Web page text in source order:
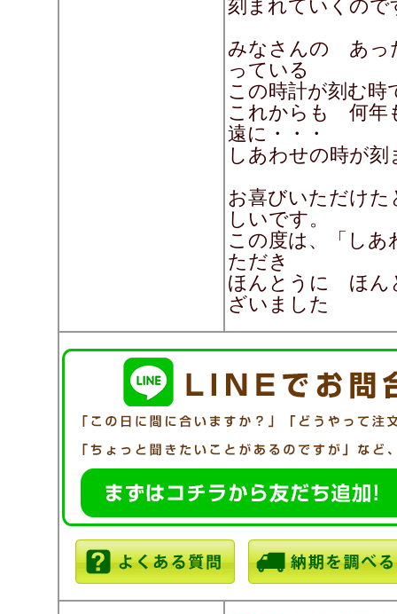
刻まれていくので
みなさんの あっ
っている
この時計が刻む時
これからも 何年
遠に・・・
しあわせの時が
お喜びいただけた
しいです。
この度は、「しあ
ただき
ほんとうに ほん
ざいました